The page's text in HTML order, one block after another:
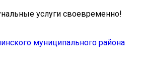
услуги своевременно!
муниципального района